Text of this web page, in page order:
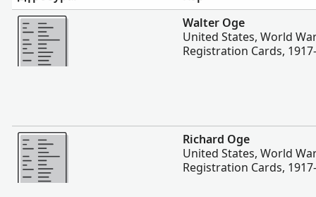
Нэмэх
Walter Oge
United States, World
Registration Cards,
Нэмэх
Richard Oge
United States, World
Registration Cards,